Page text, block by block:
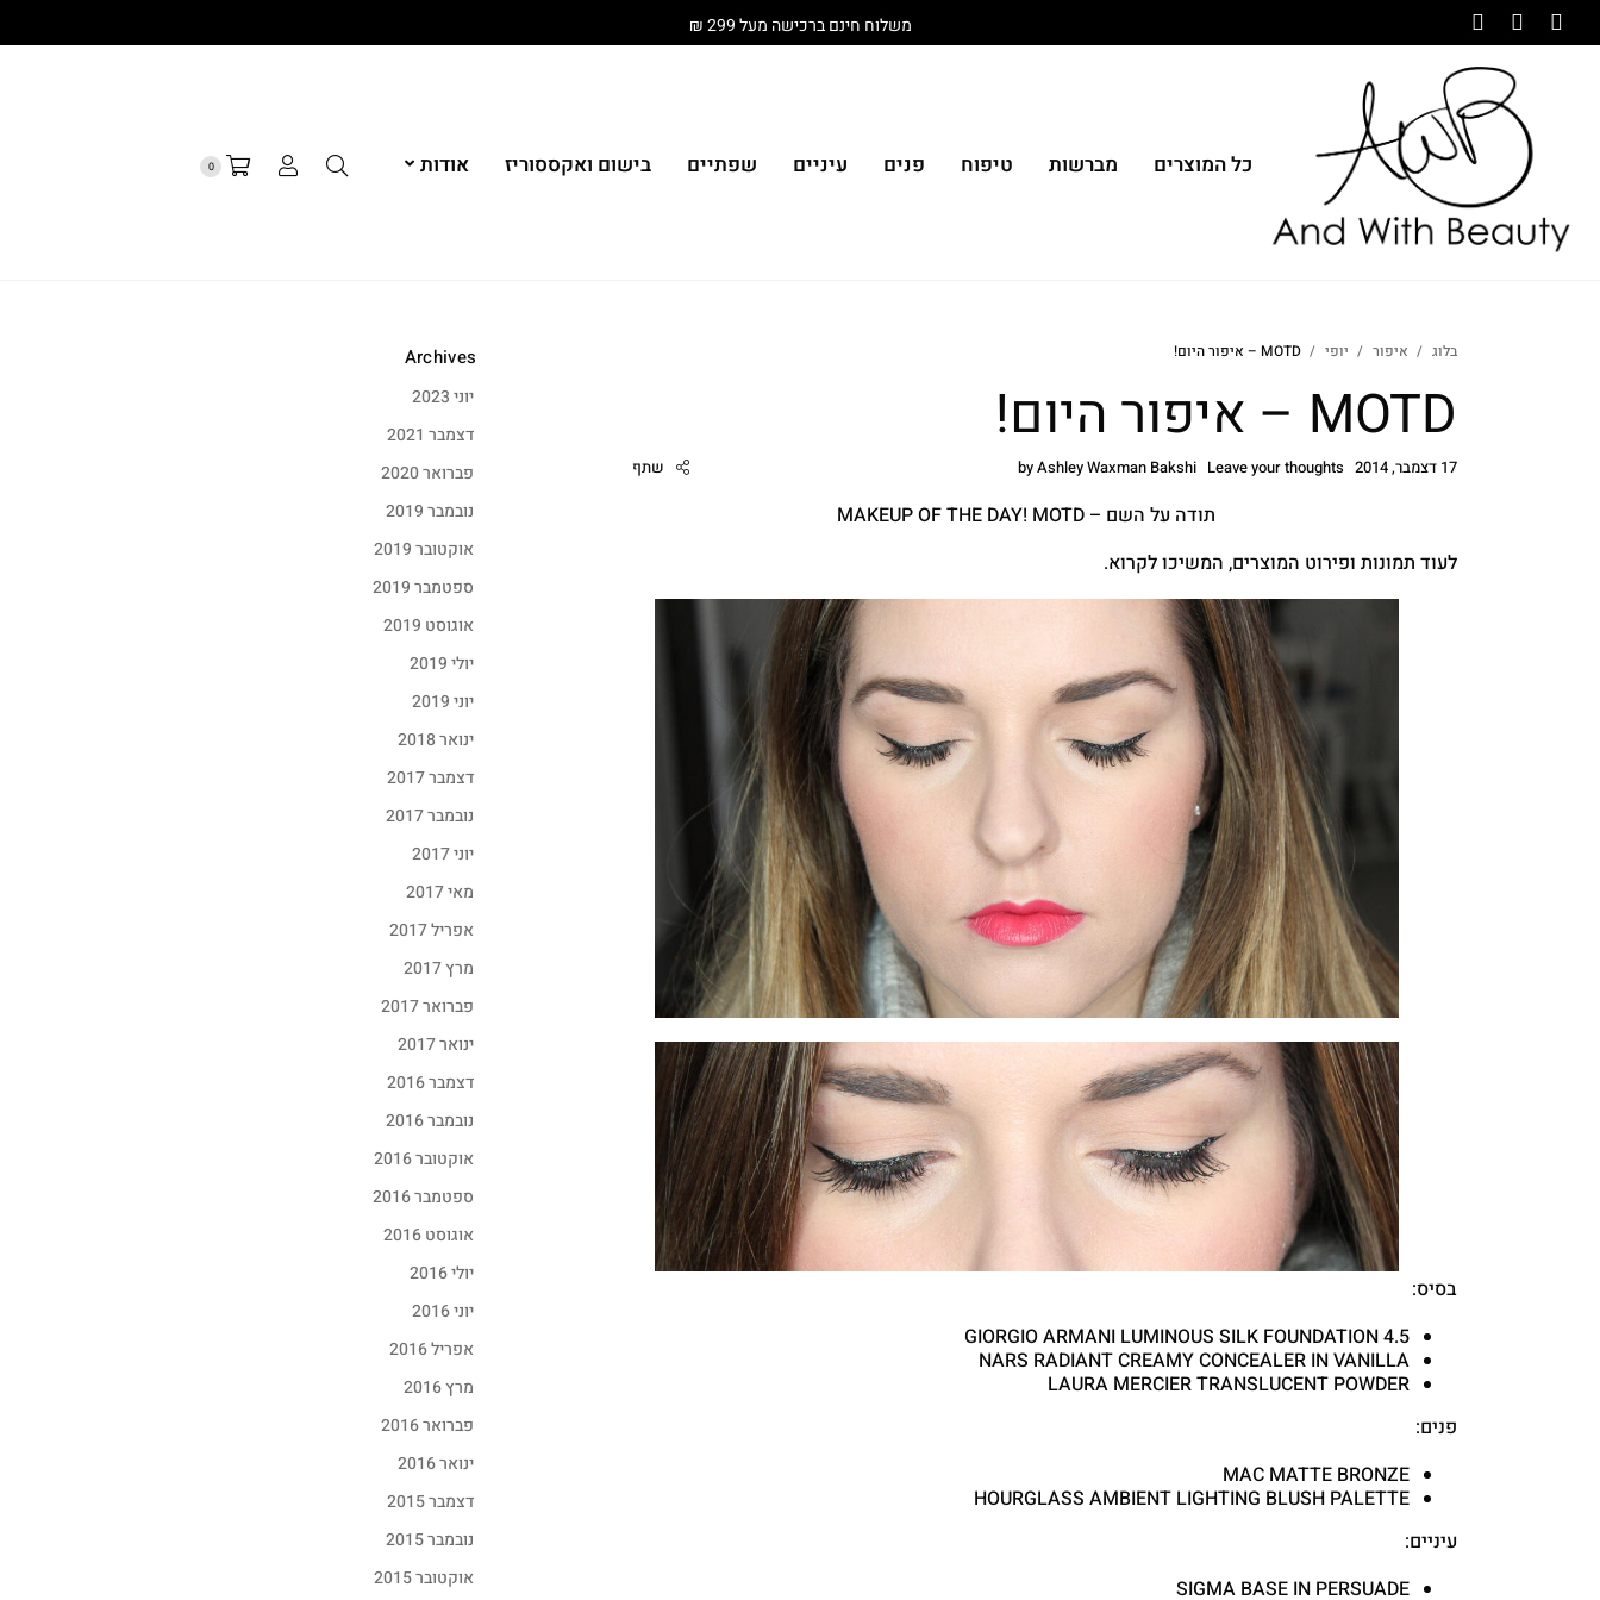
משלוח חינם ברכישה מעל 299 ₪
כל המוצרים מברשות טיפוח פנים עיניים שפתיים בישום ואקססוריז אודות 0
בלוג איפור יופי MOTD – איפור היום!
MOTD – איפור היום!
17 דצמבר, 2014 byAshley Waxman Bakshi Leave your thoughts שתף
תודה על השם – MAKEUP OF THE DAY! MOTD
לעוד תמונות ופירוט המוצרים, המשיכו לקרוא.
בסיס:
GIORGIO ARMANI LUMINOUS SILK FOUNDATION 4.5
NARS RADIANT CREAMY CONCEALER IN VANILLA
LAURA MERCIER TRANSLUCENT POWDER
פנים:
MAC MATTE BRONZE
HOURGLASS AMBIENT LIGHTING BLUSH PALETTE
עיניים:
SIGMA BASE IN PERSUADE
Archives
יוני 2023
דצמבר 2021
פברואר 2020
נובמבר 2019
אוקטובר 2019
ספטמבר 2019
אוגוסט 2019
יולי 2019
יוני 2019
ינואר 2018
דצמבר 2017
נובמבר 2017
יוני 2017
מאי 2017
אפריל 2017
מרץ 2017
פברואר 2017
ינואר 2017
דצמבר 2016
נובמבר 2016
אוקטובר 2016
ספטמבר 2016
אוגוסט 2016
יולי 2016
יוני 2016
אפריל 2016
מרץ 2016
פברואר 2016
ינואר 2016
דצמבר 2015
נובמבר 2015
אוקטובר 2015